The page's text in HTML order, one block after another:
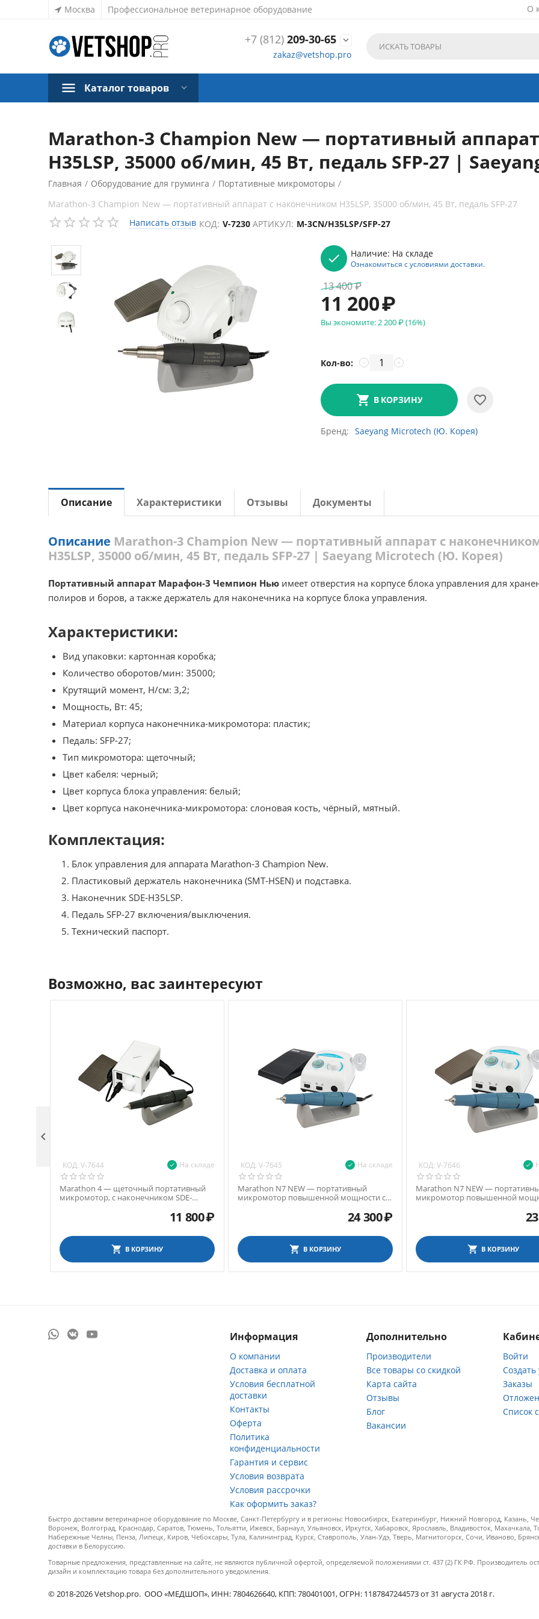
Москва Профессиональное ветеринарное оборудование О
+7 (812)209-30-65 
zakaz@vetshop.pro
Каталог товаров
Marathon-3 Champion New — портативный
H35LSP, 35000 об/мин, 45 Вт, педаль SFP-27 |
Главная / Оборудование для груминга / Портативные микромоторы /
Marathon-3 Champion New — портативный аппарат с наконечником H35LSP, 35000 об/мин, 45 Вт, педаль SFP-27
Написать отзыв КОД: V-7230 АРТИКУЛ: M-3CN/H35LSP/SFP-27
Наличие: На складе
Ознакомиться с условиями доставки.
13 400₽
11 200₽
Вы экономите:2 200₽(16%)
Кол-во: +
−
В КОРЗИНУ
Бренд Saeyang Microtech (Ю. Корея)
Описание Характеристики Отзывы Документы
Описание Marathon-3 Champion New — портативный аппарат с
H35LSP, 35000 об/мин, 45 Вт, педаль SFP-27 | Saeyang Microtech (Ю. Корея)
Портативный аппарат Марафон-3 Чемпион Нью имеет отверстия на корпусе блока управления для
полиров и боров, а также держатель для наконечника на корпусе блока управления.
Характеристики:
Вид упаковки: картонная коробка;
Количество оборотов/мин: 35000;
Крутящий момент, Н/см: 3,2;
Мощность, Вт: 45;
Материал корпуса наконечника-микромотора: пластик;
Педаль: SFP-27;
Тип микромотора: щеточный;
Цвет кабеля: черный;
Цвет корпуса блока управления: белый;
Цвет корпуса наконечника-микромотора: слоновая кость, чёрный, мятный.
Комплектация:
Блок управления для аппарата Marathon-3 Champion New.
Пластиковый держатель наконечника (SMT-HSEN) и подставка.
Наконечник SDE-H35LSP.
Педаль SFP-27 включения/выключения.
Технический паспорт.
Возможно, вас заинтересуют
КОД: V-7644 На складе
Marathon 4 — щеточный портативный
микромотор, с наконечником SDE-
11 800₽
В КОРЗИНУ
КОД: V-7645 На складе
Marathon N7 NEW — портативный
микромотор повышенной мощности с
24 300₽
В КОРЗИНУ
КОД: V-7646
Marathon N7 NEW —
микромотор повышенной
В КОРЗИНУ

Информация
О компании
Доставка и оплата
Условия бесплатной
доставки
Контакты
Оферта
Политика
конфиденциальности
Гарантия и сервис
Условия возврата
Условия рассрочки
Как оформить заказ?
Дополнительно
Производители
Все товары со скидкой
Карта сайта
Отзывы
Блог
Вакансии
Войти
Заказы
Список
Быстро доставим ветеринарное оборудование по Москве, Санкт-Петербургу и в регионы: Новосибирск, Екатеринбург, Нижний Новгород, Казань,
Воронеж, Волгоград, Краснодар, Саратов, Тюмень, Тольятти, Ижевск, Барнаул, Ульяновск, Иркутск, Хабаровск, Ярославль, Владивосток,
Набережные Челны, Пенза, Липецк, Киров, Чебоксары, Тула, Калининград, Курск, Ставрополь, Улан-Удэ, Тверь, Магнитогорск, Сочи, Иваново,
доставки в Белоруссию.
Товарные предложения, представленные на сайте, не являются публичной офертой, определяемой положениями ст. 437 (2) ГК РФ. Производитель
дизайн и комплектацию товара без дополнительного уведомления.
© 2018-2026 Vetshop.pro. ООО «МЕДШОП», ИНН: 7804626640, КПП: 780401001, ОГРН: 1187847244573 от 31 августа 2018 г.